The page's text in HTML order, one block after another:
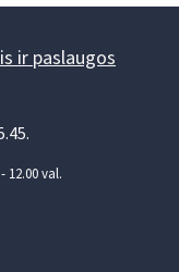
ir paslaugos
12.00 val.